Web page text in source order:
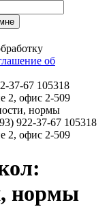
об
37-67 105318
2, офис 2-509
922-37-67 105318
2, офис 2-509
:
нормы